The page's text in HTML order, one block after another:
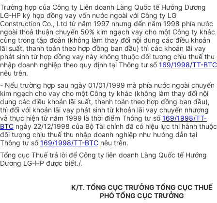
Trường hợp của Công ty Liên doanh Làng Quốc tế Hướng Dương
LG-HP ký hợp đồng vay vốn nước ngoài với Công ty LG
Construction Co., Ltd từ năm 1997 nhưng đến năm 1998 phía nước
ngoài thoả thuận chuyển 50% kim ngạch vay cho một Công ty khác
cùng trong tập đoàn (không làm thay đổi nội dung các điều khoản
lãi suất, thanh toán theo hợp đồng ban đầu) thì các khoản lãi vay
phát sinh từ hợp đồng vay này không thuộc đối tượng chịu thuế thu
nhập doanh nghiệp theo quy định tại Thông tư số169/1998/TT-BTC
nêu trên.
- Nếu trường hợp sau ngày 01/01/1999 mà phía nước ngoài chuyển
kim ngạch cho vay cho một Công ty khác (không làm thay đổi nội
dung các điều khoản lãi suất, thanh toán theo hợp đồng ban đầu),
thì đối với khoản lãi vay phát sinh từ khoản lãi vay chuyển nhượng
và thực hiện từ năm 1999 là thời điểm Thông tư số169/1998/TT-
BTC ngày 22/12/1998 của Bộ Tài chính đã có hiệu lực thi hành thuộc
đối tượng chịu thuế thu nhập doanh nghiệp như hướng dẫn tại
Thông tư số169/1998/TT-BTC nêu trên.
Tổng cục Thuế trả lời để Công ty liên doanh Làng Quốc tế Hướng
Dương LG-HP được biết./.
K/T. TỔNG CỤC TRƯỞNG TỔNG CỤC THUẾ
PHÓ TỔNG CỤC TRƯỞNG